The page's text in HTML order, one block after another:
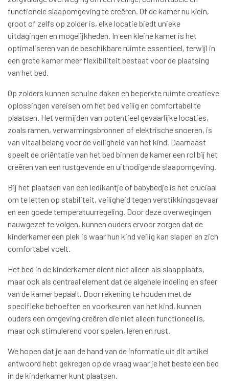
functionele slaapomgeving te creëren. Of de kamer nu klein,
groot of zelfs op zolder is, elke locatie biedt unieke
uitdagingen en mogelijkheden. In een kleine kamer is het
optimaliseren van de beschikbare ruimte essentieel, terwijl in
een grote kamer meer flexibiliteit bestaat voor de plaatsing
van het bed.
Op zolders kunnen schuine daken en beperkte ruimte creatieve
oplossingen vereisen om het bed veilig en comfortabel te
plaatsen. Het vermijden van potentieel gevaarlijke locaties,
zoals ramen, verwarmingsbronnen of elektrische snoeren, is
van vitaal belang voor de veiligheid van het kind. Daarnaast
speelt de oriëntatie van het bed binnen de kamer een rol bij het
creëren van een rustgevende en uitnodigende slaapomgeving.
Bij het plaatsen van een ledikantje of babybedje is het cruciaal
om te letten op stabiliteit, veiligheid tegen verstikkingsgevaar
en een goede temperatuurregeling. Door deze overwegingen
nauwgezet te volgen, kunnen ouders ervoor zorgen dat de
kinderkamer een plek is waar hun kind veilig kan slapen en zich
comfortabel voelt.
Het bed in de kinderkamer dient niet alleen als slaapplaats,
maar ook als centraal element dat de algehele indeling en sfeer
van de kamer bepaalt. Door rekening te houden met de
specifieke behoeften en voorkeuren van het kind, kunnen
ouders een omgeving creëren die niet alleen functioneel is,
maar ook stimulerend voor spelen, leren en rust.
We hopen dat je aan de hand van de informatie uit dit artikel
antwoord hebt gekregen op de vraag waar je het beste een bed
in de kinderkamer kunt plaatsen.